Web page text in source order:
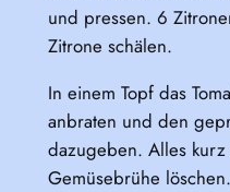
und pressen. 6
Zitrone schälen.
In einem Topf das
anbraten und den
dazugeben. Alles
Gemüsebrühe löschen.